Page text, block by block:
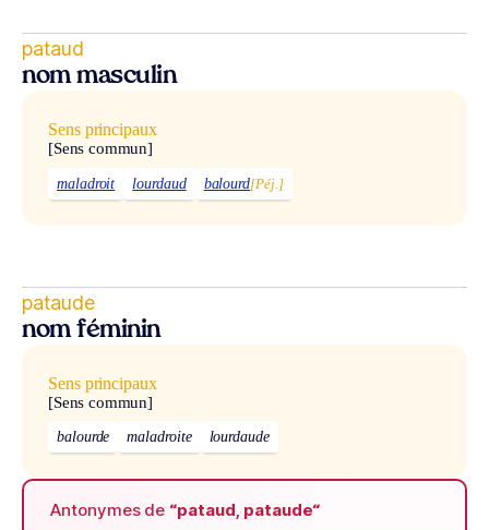
pataud
nom masculin
Sens principaux
[Sens commun]
maladroit lourdaud balourd[Péj.]
pataude
nom féminin
Sens principaux
[Sens commun]
balourde maladroite lourdaude
Antonymes de “pataud, pataude“